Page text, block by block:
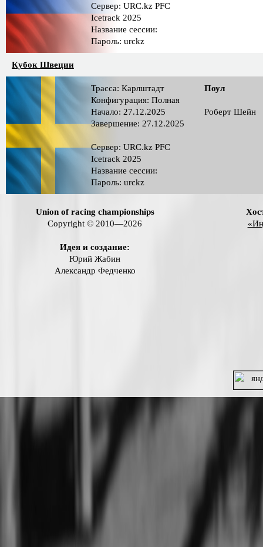
Сервер: URC.kz PFC
Icetrack 2025
Название сессии:
Пароль: urckz
Кубок Швеции
Трасса: Карлштадт
Конфигурация: Полная
Начало: 27.12.2025
Завершение: 27.12.2025
Сервер: URC.kz PFC
Icetrack 2025
Название сессии:
Пароль: urckz
Поул
Роберт Шейн
Union of racing championships
Copyright © 2010—2026
Идея и создание:
Юрий Жабин
Александр Федченко